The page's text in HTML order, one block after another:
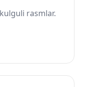
rasmlar.